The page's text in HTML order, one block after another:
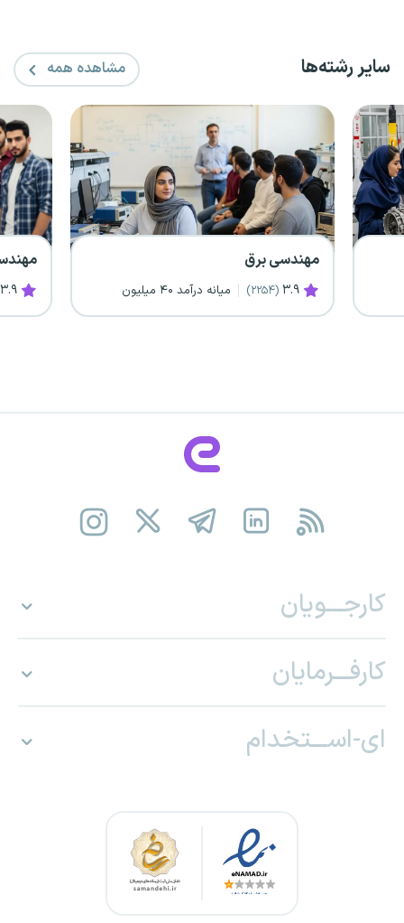
سایر رشته‌ها مشاهده همه
مهندسی کامپیوتر
۳.۹ (۳۹۰۴) میانه درآمد ۳۷ میلیون ۴ (۱۸۸۸)
کارجـــویان
کارفـــرمایان
ای-اســـتخدام